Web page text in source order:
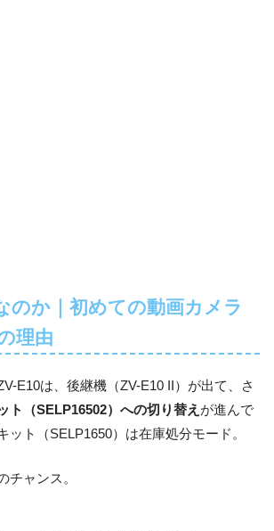
のか｜初めての動画カメラ
理由
E10は、後継機（ZV-E10 II）が出て、さ
ト（SELP16502）への切り替え が進んで
ット（SELP1650）は在庫処分モード。
チャンス。